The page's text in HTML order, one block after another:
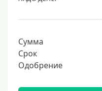
Сумма
Срок
Одобрение